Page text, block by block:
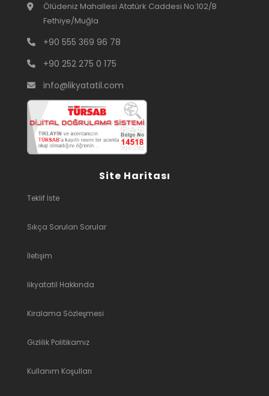
Ölüdeniz Mahallesi Atatürk Caddesi No:102/B
Fethiye/Muğla
+90 555 369 96 78
+90 252 275 0 175
info@likyatatil.com
Site Haritası
Teklif İste
Sıkça Sorulan Sorular
İletişim
likyatatil Hakkında
Kiralama Sözleşmesi
Gizlilik Politikamız
Kullanım Koşulları